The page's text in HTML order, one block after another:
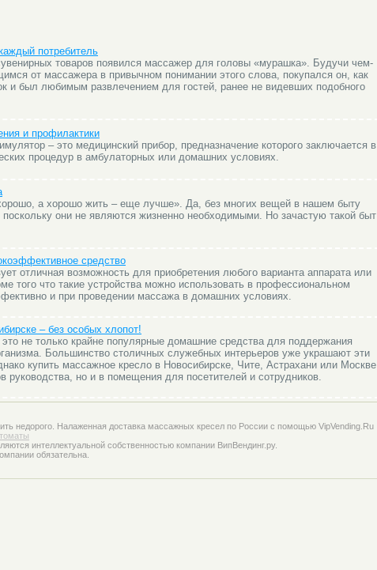
потребитель
товаров появился массажер для головы «мурашка». Будучи чем-
от массажера в привычном понимании этого слова, покупался он, как
и был любимым развлечением для гостей, ранее не видевших подобного
и профилактики
– это медицинский прибор, предназначение которого заключается в
процедур в амбулаторных или домашних условиях.
а хорошо жить – еще лучше». Да, без многих вещей в нашем быту
они не являются жизненно необходимыми. Но зачастую такой быт
средство
отличная возможность для приобретения любого варианта аппарата или
того что такие устройства можно использовать в профессиональном
и при проведении массажа в домашних условиях.
– без особых хлопот!
не только крайне популярные домашние средства для поддержания
Большинство столичных служебных интерьеров уже украшают эти
купить массажное кресло в Новосибирске, Чите, Астрахани или Москве
руководства, но и в помещения для посетителей и сотрудников.
недорого. Налаженная доставка массажных кресел по России с помощью VipVending.Ru
интеллектуальной собственностью компании ВипВендинг.ру.
обязательна.